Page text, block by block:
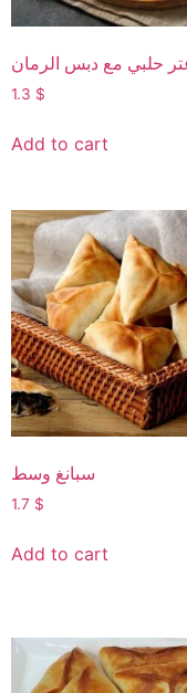
حلبي مع دبس الرمان
1.3 $
Add to cart
سبانغ وسط
1.7 $
Add to cart